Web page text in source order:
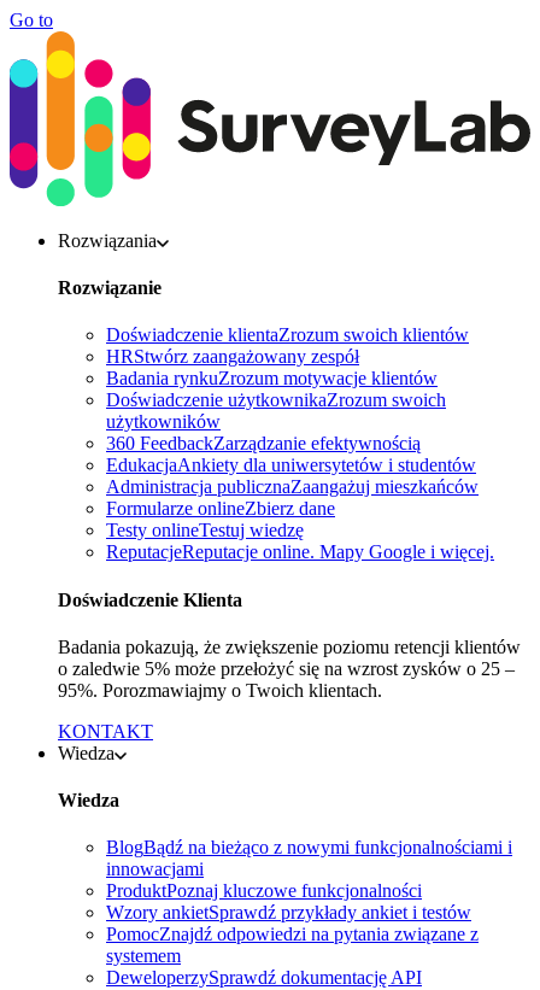
Go to
Rozwiązania
Rozwiązanie
Doświadczenie klientaZrozum swoich klientów
HRStwórz zaangażowany zespół
Badania rynkuZrozum motywacje klientów
Doświadczenie użytkownikaZrozum swoich
użytkowników
360 FeedbackZarządzanie efektywnością
EdukacjaAnkiety dla uniwersytetów i studentów
Administracja publicznaZaangażuj mieszkańców
Formularze onlineZbierz dane
Testy onlineTestuj wiedzę
ReputacjeReputacje online. Mapy Google i więcej.
Doświadczenie Klienta
Badania pokazują, że zwiększenie poziomu retencji klientów
o zaledwie 5% może przełożyć się na wzrost zysków o 25 –
95%. Porozmawiajmy o Twoich klientach.
KONTAKT
Wiedza
Wiedza
BlogBądź na bieżąco z nowymi funkcjonalnościami i
innowacjami
ProduktPoznaj kluczowe funkcjonalności
Wzory ankietSprawdź przykłady ankiet i testów
PomocZnajdź odpowiedzi na pytania związane z
systemem
DeweloperzySprawdź dokumentację API